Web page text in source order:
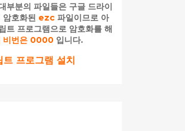
부분의 파일들은 구글 드라이
암호화된 ezc 파일이므로 아
트 프로그램으로 암호화를 해
비번은 0000 입니다.
트 프로그램 설치